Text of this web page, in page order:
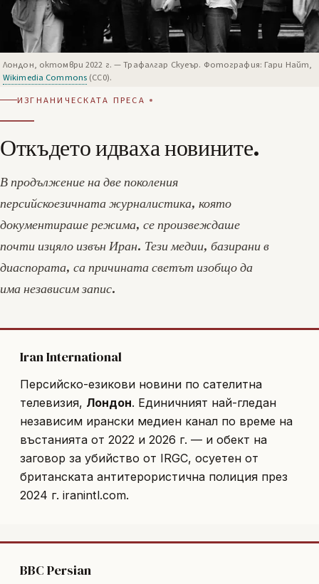
Лондон, октомври 2022 г. — Трафалгар Скуеър. Фотография: Гари Найт,
Wikimedia Commons (CC0).
ИЗГНАНИЧЕСКАТА ПРЕСА
Откъдето идваха новините.
В продължение на две поколения
персийскоезичната журналистика, която
документираше режима, се произвеждаше
почти изцяло извън Иран. Тези медии, базирани в
диаспората, са причината светът изобщо да
има независим запис.
Iran International
Персийско-езикови новини по сателитна
телевизия, Лондон. Единичният най-гледан
независим ирански медиен канал по време на
въстанията от 2022 и 2026 г. — и обект на
заговор за убийство от IRGC, осуетен от
британската антитерористична полиция през
2024 г. iranintl.com.
BBC Persian